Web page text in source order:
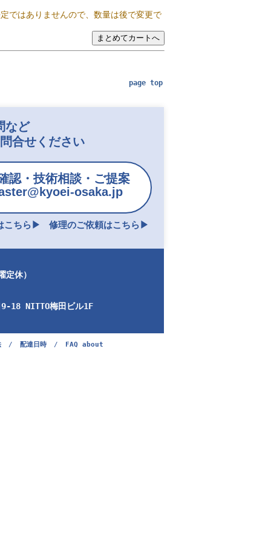
ではありませんので、数量は後で変更で
page top
など
合せください
認・技術相談・ご提案
osaka.jp
こちら▶︎ 修理のご依頼はこちら▶︎
休）
18 NITTO梅田ビル1F
/ 配達日時 /
FAQ about